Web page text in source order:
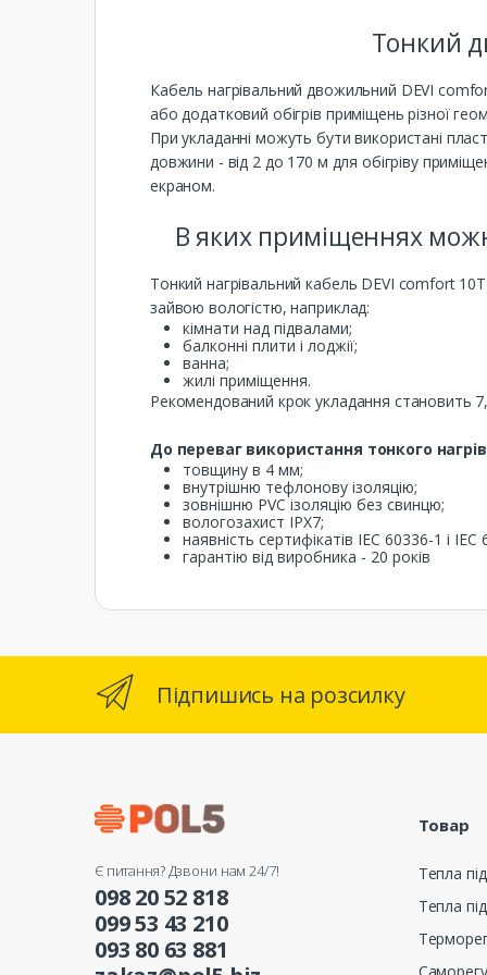
Тонкий
Кабель нагрівальний двожильний DEVI
або додатковий обігрів приміщень різної
При укладанні можуть бути використані
довжини - від 2 до 170 м для обігріву
екраном.
В яких приміщеннях
Тонкий нагрівальний кабель DEVI comfort
зайвою вологістю, наприклад:
кімнати над підвалами;
балконні плити і лоджії;
ванна;
жилі приміщення.
Рекомендований крок укладання становить
До переваг використання тонкого
товщину в 4 мм;
внутрішню тефлонову ізоляцію;
зовнішню PVC ізоляцію без свинцю;
вологозахист IPX7;
наявність сертифікатів IEC 60336-1 і
гарантію від виробника - 20 років
Підпишись на розсилку
Є питання? Дзвони нам 24/7!
098 20 52 818
099 53 43 210
093 80 63 881
Товар
Тепла
Тепла